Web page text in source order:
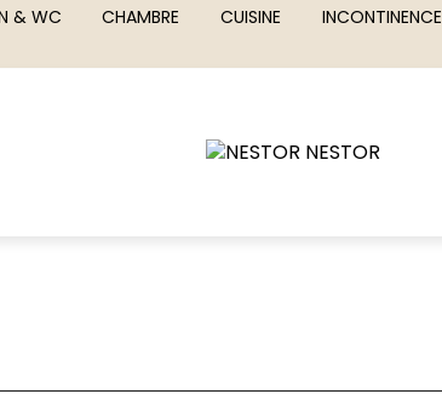
& WC CHAMBRE CUISINE INCONTINENCE